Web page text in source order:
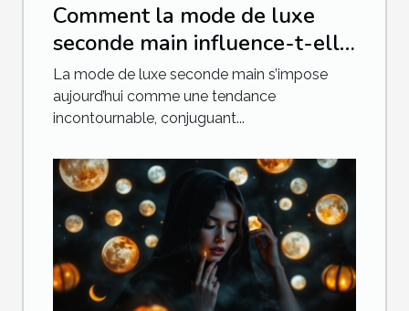
Comment la mode de luxe
seconde main influence-t-elle
le développement durable ?
La mode de luxe seconde main s’impose
aujourd’hui comme une tendance
incontournable, conjuguant...